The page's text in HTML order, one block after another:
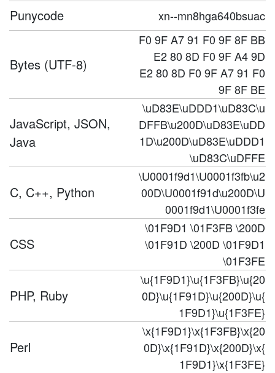
Punycode xn--mn8hga640bsuac
Bytes (UTF-8)
F0 9F A7 91 F0 9F 8F BB
E2 80 8D F0 9F A4 9D
E2 80 8D F0 9F A7 91 F0
9F 8F BE
JavaScript, JSON,
Java
\uD83E\uDDD1\uD83C\u
DFFB\u200D\uD83E\uDD
1D\u200D\uD83E\uDDD1
\uD83C\uDFFE
C, C++, Python
\U0001f9d1\U0001f3fb\u2
00D\U0001f91d\u200D\U
0001f9d1\U0001f3fe
CSS
\01F9D1 \01F3FB \200D
\01F91D \200D \01F9D1
\01F3FE
PHP, Ruby
\u{1F9D1}\u{1F3FB}\u{20
0D}\u{1F91D}\u{200D}\u{
1F9D1}\u{1F3FE}
Perl
\x{1F9D1}\x{1F3FB}\x{20
0D}\x{1F91D}\x{200D}\x{
1F9D1}\x{1F3FE}